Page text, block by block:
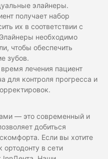
элайнеры.
получает набор
их в соответствии с
необходимо
чтобы обеспечить
зубов.
лечения пациент
для контроля прогресса и
— это современный и
добиться
Если вы хотите
ортодонту в сети